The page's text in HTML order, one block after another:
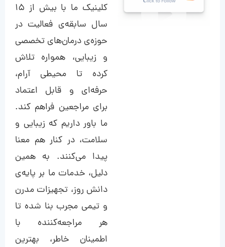
کلینیک ما با بیش از ۱۵
سال سابقه‌ی فعالیت در
حوزه‌ی درمان‌های تخصصی
و زیبایی، همواره تلاش
کرده تا محیطی آرام،
حرفه‌ای و قابل اعتماد
برای مراجعین فراهم کند.
ما باور داریم که زیبایی و
سلامت، در کنار هم معنا
پیدا می‌کنند. به همین
دلیل، خدمات ما بر پایه‌ی
دانش روز، تجهیزات مدرن
و تیمی مجرب بنا شده تا
هر مراجعه‌کننده با
اطمینان خاطر، بهترین